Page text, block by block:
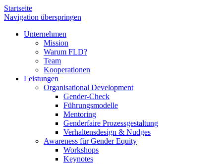
Startseite
Navigation überspringen
Unternehmen
Mission
Warum FLD?
Team
Kooperationen
Leistungen
Organisational Development
Gender-Check
Führungsmodelle
Mentoring
Genderfaire Prozessgestaltung
Verhaltensdesign & Nudges
Awareness für Gender Equity
Workshops
Keynotes